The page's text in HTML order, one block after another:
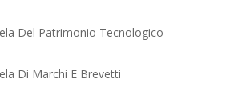
Del Patrimonio Tecnologico
Di Marchi E Brevetti